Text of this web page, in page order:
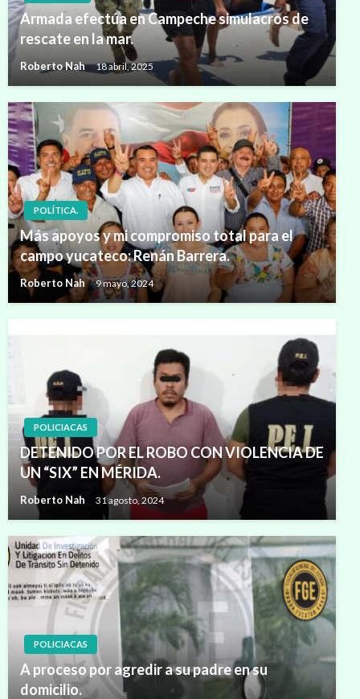
Armada efectúa en Campeche simulacros de
rescate en la mar.
Roberto Nah 18 abril, 2025
POLÍTICA.
Más apoyos y mi compromiso total para el
campo yucateco: Renán Barrera.
Roberto Nah 9 mayo, 2024
POLICIACAS
DETENIDO POR EL ROBO CON VIOLENCIA DE
UN “SIX” EN MÉRIDA.
Roberto Nah 31 agosto, 2024
POLICIACAS
A proceso por agredir a su padre en su
domicilio.